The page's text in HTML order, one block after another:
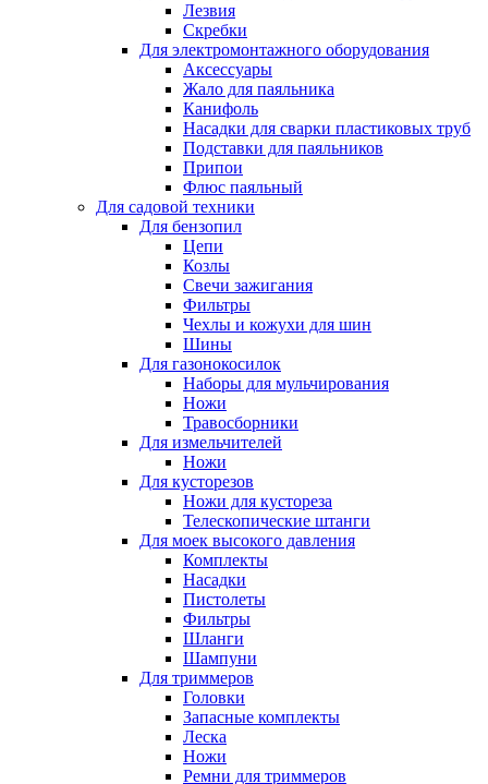
Лезвия
Скребки
Для электромонтажного оборудования
Аксессуары
Жало для паяльника
Канифоль
Насадки для сварки пластиковых труб
Подставки для паяльников
Припои
Флюс паяльный
Для садовой техники
Для бензопил
Цепи
Козлы
Свечи зажигания
Фильтры
Чехлы и кожухи для шин
Шины
Для газонокосилок
Наборы для мульчирования
Ножи
Травосборники
Для измельчителей
Ножи
Для кусторезов
Ножи для кустореза
Телескопические штанги
Для моек высокого давления
Комплекты
Насадки
Пистолеты
Фильтры
Шланги
Шампуни
Для триммеров
Головки
Запасные комплекты
Леска
Ножи
Ремни для триммеров